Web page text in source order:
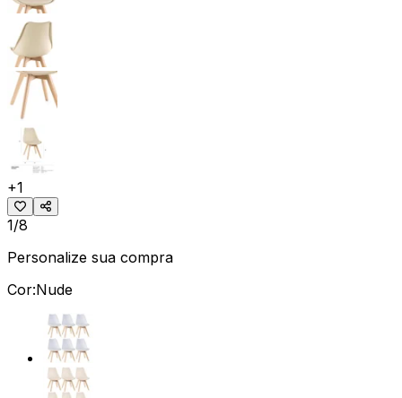
+1
1/8
Personalize sua compra
Cor:Nude